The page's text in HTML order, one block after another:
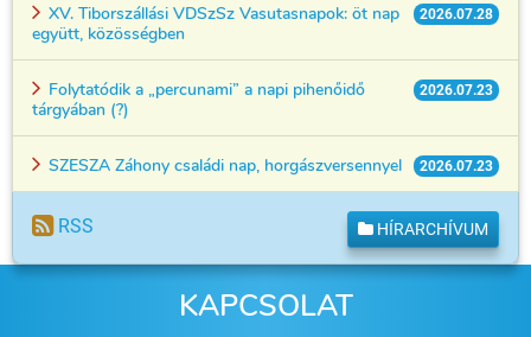
2026.07.28
XV. Tiborszállási VDSzSz Vasutasnapok: öt nap
együtt, közösségben
2026.07.23
Folytatódik a „percunami” a napi pihenőidő
tárgyában (?)
2026.07.23
SZESZA Záhony családi nap, horgászversennyel
RSS HÍRARCHÍVUM
KAPCSOLAT